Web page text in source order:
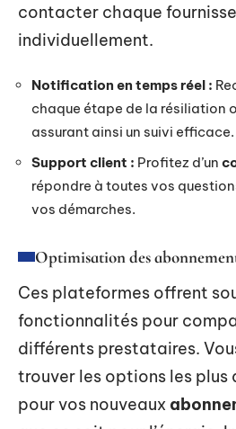
contacter chaque
individuellement.
Notification en temps réel :
chaque étape de la résiliation
assurant ainsi un suivi efficace.
Support client : Profitez d’un
répondre à toutes vos
vos démarches.
Optimisation des
Ces plateformes offrent
fonctionnalités pour
différents prestataires.
trouver les options les plus
pour vos nouveaux